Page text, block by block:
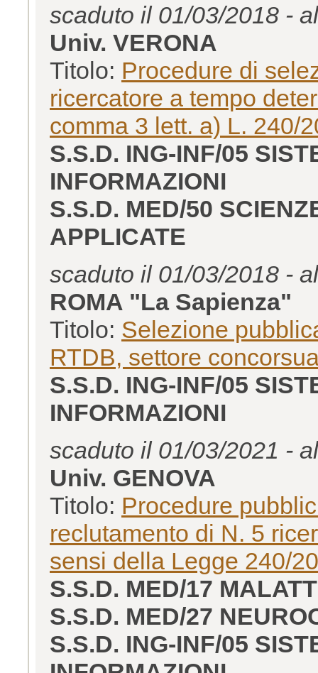
scaduto il 01/03/2018 -
Univ. VERONA
Titolo: Procedure di
ricercatore a tempo
comma 3 lett. a) L. 240/
S.S.D. ING-INF/05
INFORMAZIONI
S.S.D. MED/50
APPLICATE
scaduto il 01/03/2018 -
ROMA "La Sapienza"
Titolo: Selezione
RTDB, settore
S.S.D. ING-INF/05
INFORMAZIONI
scaduto il 01/03/2021 -
Univ. GENOVA
Titolo: Procedure
reclutamento di N. 5
sensi della Legge 240/
S.S.D. MED/17
S.S.D. MED/27
S.S.D. ING-INF/05